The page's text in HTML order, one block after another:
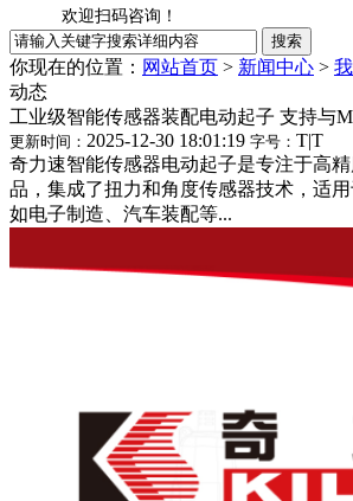
欢迎扫码咨询！
你现在的位置： 网站首页 > 新闻中心 >
动态
工业级智能传感器装配电动起子 支持与
更新时间： 2025-12-30 18:01:19 字号： T|T
奇力速智能传感器电动起子是专注于高
品，集成了扭力和角度传感器技术，适用
如电子制造、汽车装配等...